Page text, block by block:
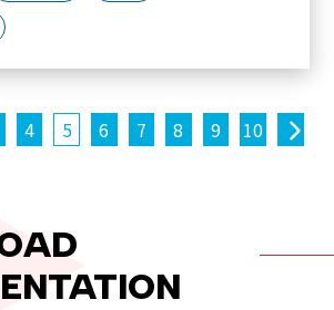
4 5 6 7 8 9 10